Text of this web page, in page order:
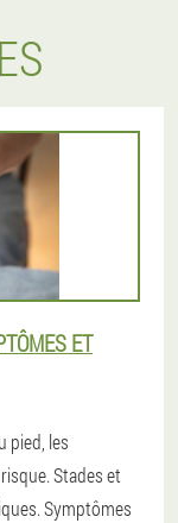
ET
pied, les
Stades et
Symptômes